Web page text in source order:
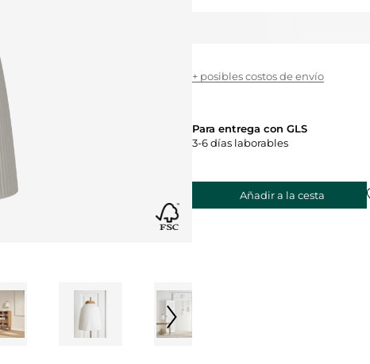
+ posibles costos de envío
Para entrega con GLS
3-6 días laborables
Añadir a la cesta